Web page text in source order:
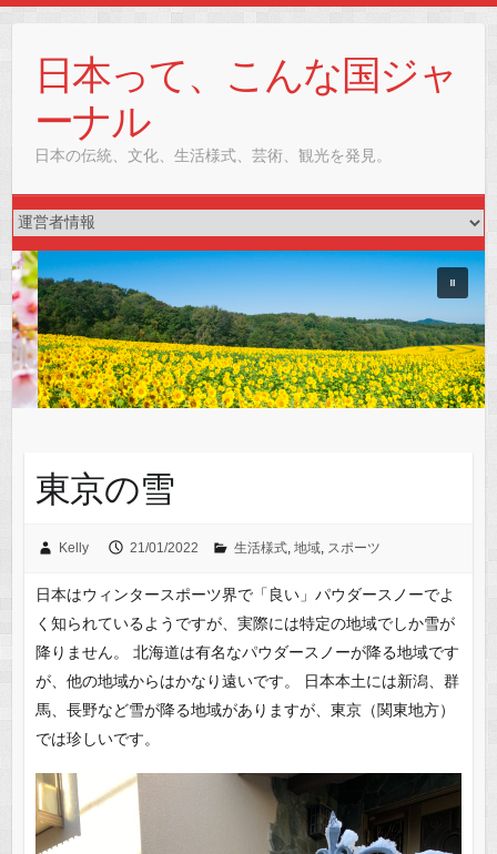
content日本って、こんな国ジャ
ーナル
日本の伝統、文化、生活様式、芸術、観光を発見。
東京の雪
Kelly 21/01/2022 生活様式, 地域, スポーツ
日本はウィンタースポーツ界で「良い」パウダースノーでよ
く知られているようですが、実際には特定の地域でしか雪が
降りません。 北海道は有名なパウダースノーが降る地域です
が、他の地域からはかなり遠いです。 日本本土には新潟、群
馬、長野など雪が降る地域がありますが、東京（関東地方）
では珍しいです。